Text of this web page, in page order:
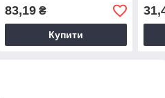
83,19₴
Купити